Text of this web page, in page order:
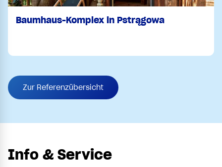
Baumhaus-Komplex in Pstrągowa
Zur Referenzübersicht
Info & Service